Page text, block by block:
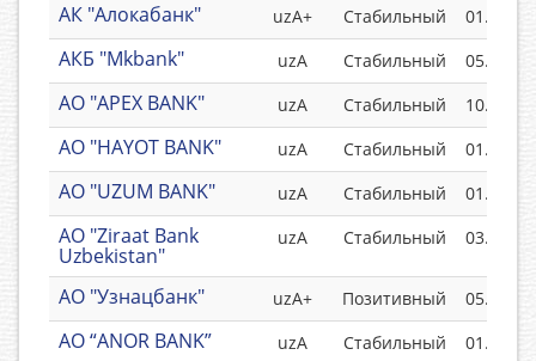
АК "Алокабанк" uzА+ Стабильный
АКБ "Mkbank" uzА Стабильный
АО "APEX BANK" uzA Стабильный
АО "HAYOT BANK" uzA Стабильный
АО "UZUM BANK" uzА Стабильный
AO "Ziraat Bank
Uzbekistan"
uzA Стабильный
АО "Узнацбанк" uzA+ Позитивный
АO “ANOR BANK” uzA Стабильный